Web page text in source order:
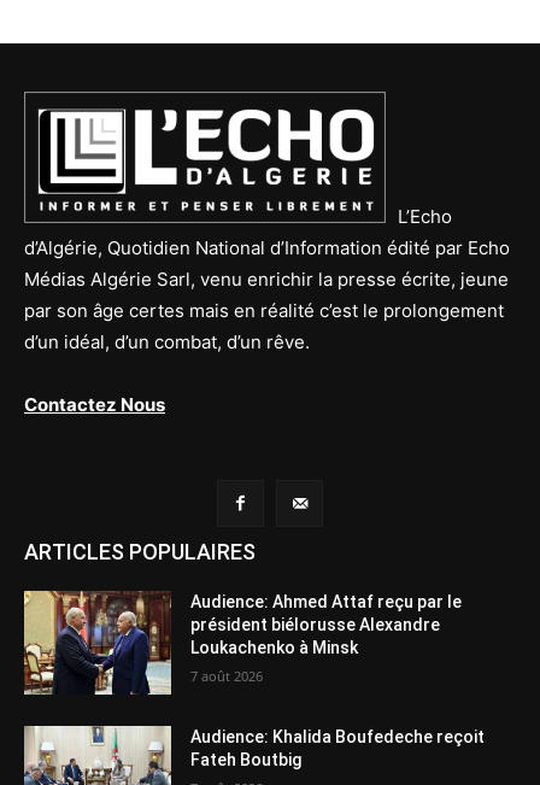
L’Echo
d’Algérie, Quotidien National d’Information édité par Echo
Médias Algérie Sarl, venu enrichir la presse écrite, jeune
par son âge certes mais en réalité c’est le prolongement
d’un idéal, d’un combat, d’un rêve.
Contactez Nous
ARTICLES POPULAIRES
Audience: Ahmed Attaf reçu par le
président biélorusse Alexandre
Loukachenko à Minsk
7 août 2026
Audience: Khalida Boufedeche reçoit
Fateh Boutbig